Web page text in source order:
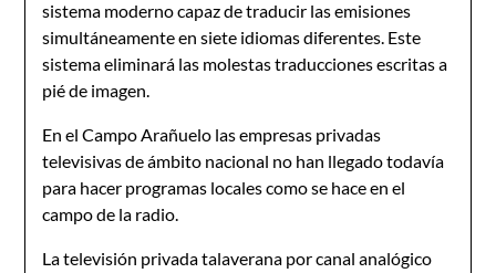
sistema moderno capaz de traducir las emisiones
simultáneamente en siete idiomas diferentes. Este
sistema eliminará las molestas traducciones escritas a
pié de imagen.
En el Campo Arañuelo las empresas privadas
televisivas de ámbito nacional no han llegado todavía
para hacer programas locales como se hace en el
campo de la radio.
La televisión privada talaverana por canal analógico